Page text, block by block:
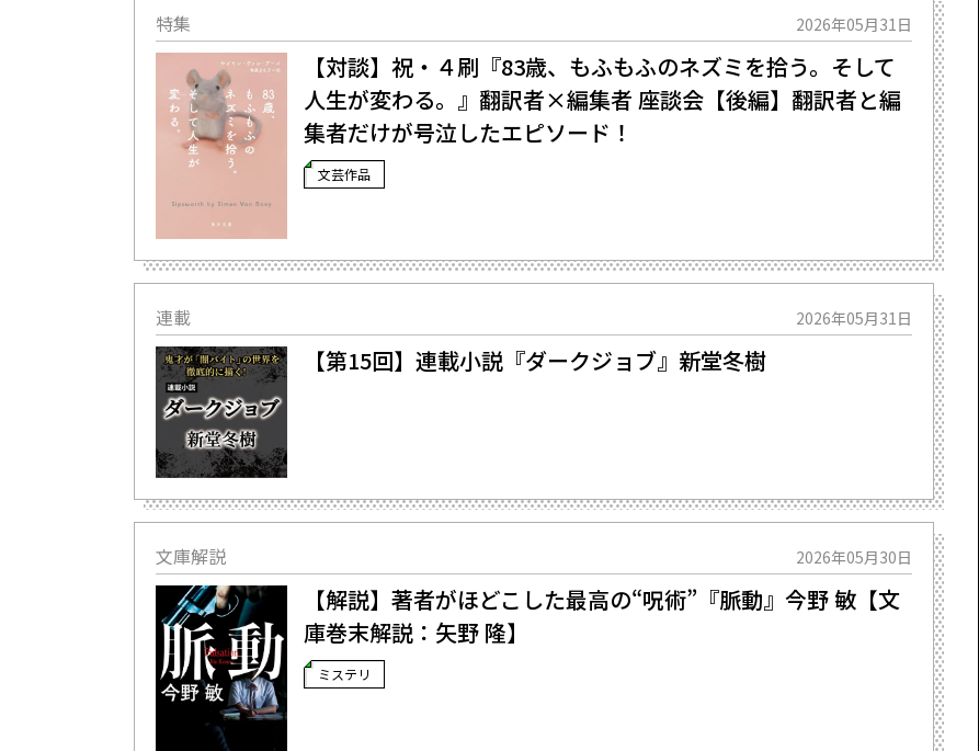
特集 2026年05月31日
【対談】祝・４刷『83歳、もふもふのネズミを拾う。そして
人生が変わる。』翻訳者×編集者 座談会【後編】翻訳者と編
集者だけが号泣したエピソード！
文芸作品
連載 2026年05月31日
【第15回】連載小説『ダークジョブ』新堂冬樹
文庫解説 2026年05月30日
【解説】著者がほどこした最高の“呪術”――『脈動』今野 敏【文
庫巻末解説：矢野 隆】
ミステリ